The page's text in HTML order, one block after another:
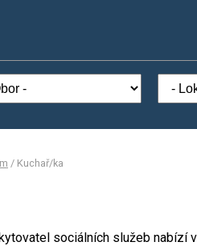
/ Kuchař/ka
sociálních služeb nabízí